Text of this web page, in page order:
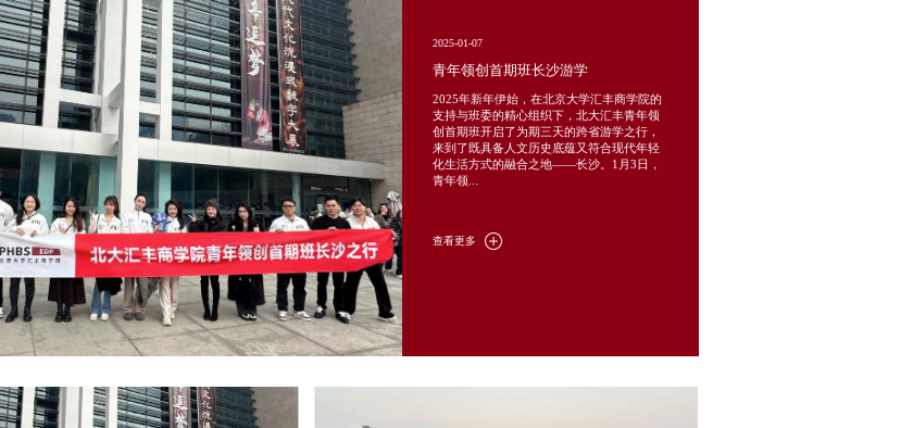
2025-01-07
青年领创首期班长沙游学
2025年新年伊始，在北京大学汇丰商学院的
支持与班委的精心组织下，北大汇丰青年领
创首期班开启了为期三天的跨省游学之行，
来到了既具备人文历史底蕴又符合现代年轻
化生活方式的融合之地——长沙。1月3日，
青年领...
查看更多